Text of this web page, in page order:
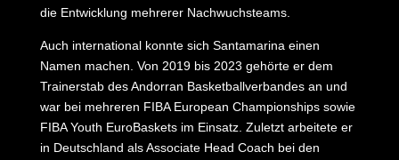
die Entwicklung mehrerer Nachwuchsteams.
Auch international konnte sich Santamarina einen
Namen machen. Von 2019 bis 2023 gehörte er dem
Trainerstab des Andorran Basketballverbandes an und
war bei mehreren FIBA European Championships sowie
FIBA Youth EuroBaskets im Einsatz. Zuletzt arbeitete er
in Deutschland als Associate Head Coach bei den